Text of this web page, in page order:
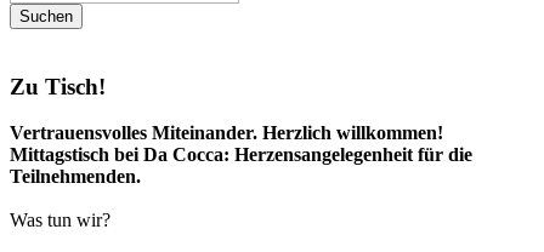
Suchen
Zu Tisch!
Vertrauensvolles Miteinander. Herzlich willkommen!
Mittagstisch bei Da Cocca: Herzensangelegenheit für die
Teilnehmenden.
Was tun wir?